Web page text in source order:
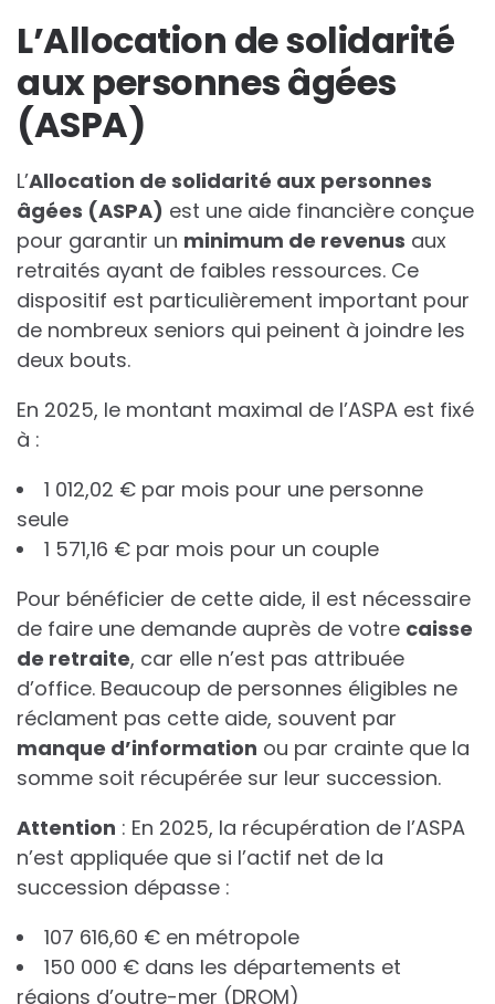
L’Allocation de solidarité
aux personnes âgées
(ASPA)
L’Allocation de solidarité aux personnes
âgées (ASPA) est une aide financière conçue
pour garantir un minimum de revenus aux
retraités ayant de faibles ressources. Ce
dispositif est particulièrement important pour
de nombreux seniors qui peinent à joindre les
deux bouts.
En 2025, le montant maximal de l’ASPA est fixé
à :
1 012,02 € par mois pour une personne
seule
1 571,16 € par mois pour un couple
Pour bénéficier de cette aide, il est nécessaire
de faire une demande auprès de votre caisse
de retraite, car elle n’est pas attribuée
d’office. Beaucoup de personnes éligibles ne
réclament pas cette aide, souvent par
manque d’information ou par crainte que la
somme soit récupérée sur leur succession.
Attention : En 2025, la récupération de l’ASPA
n’est appliquée que si l’actif net de la
succession dépasse :
107 616,60 € en métropole
150 000 € dans les départements et
régions d’outre-mer (DROM)